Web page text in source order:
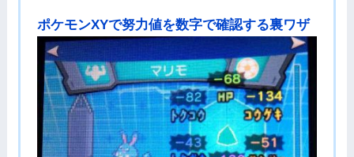
ポケモンXYで努力値を数字で確認する裏ワザ